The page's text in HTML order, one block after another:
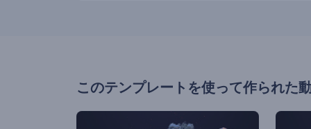
このテンプレートを使って作られた